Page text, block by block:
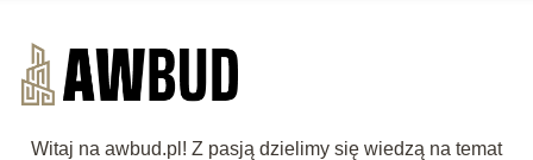
Witaj na awbud.pl! Z pasją dzielimy się wiedzą na temat